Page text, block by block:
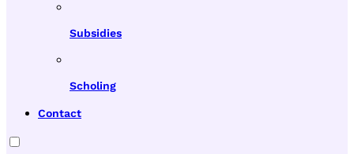
Subsidies
Scholing
Contact